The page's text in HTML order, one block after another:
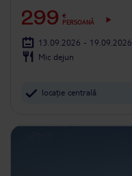
299 €
PERSOANĂ
13.09.2026 - 19.09.2026
Mic dejun
locație centrală